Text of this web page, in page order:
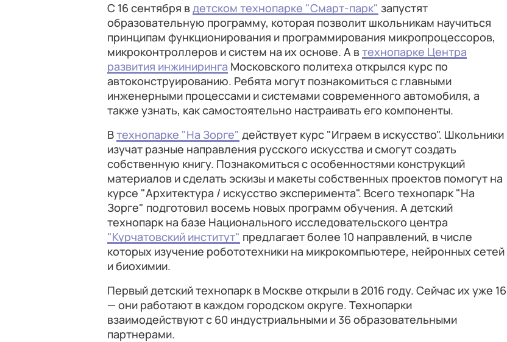
С 16 сентября вдетском технопарке "Смарт-парк" запустят
образовательную программу, которая позволит школьникам научиться
принципам функционирования и программирования микропроцессоров,
микроконтроллеров и систем на их основе. А втехнопарке Центра
развития инжиниринга Московского политеха открылся курс по
автоконструированию. Ребята могут познакомиться с главными
инженерными процессами и системами современного автомобиля, а
также узнать, как самостоятельно настраивать его компоненты.
Втехнопарке "На Зорге" действует курс "Играем в искусство". Школьники
изучат разные направления русского искусства и смогут создать
собственную книгу. Познакомиться с особенностями конструкций
материалов и сделать эскизы и макеты собственных проектов помогут на
курсе "Архитектура / искусство эксперимента". Всего технопарк "На
Зорге" подготовил восемь новых программ обучения. А детский
технопарк на базе Национального исследовательского центра
"Курчатовский институт" предлагает более 10 направлений, в числе
которых изучение робототехники на микрокомпьютере, нейронных сетей
и биохимии.
Первый детский технопарк в Москве открыли в 2016 году. Сейчас их уже 16
— они работают в каждом городском округе. Технопарки
взаимодействуют с 60 индустриальными и 36 образовательными
партнерами.